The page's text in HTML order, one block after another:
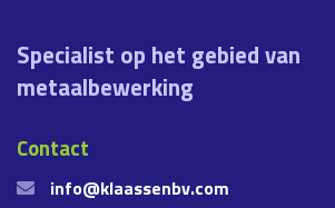
Specialist op het gebied van
metaalbewerking
Contact
info@klaassenbv.com